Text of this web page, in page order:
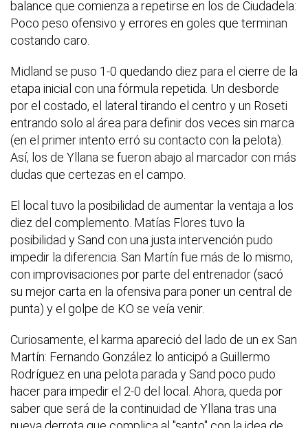
balance que comienza a repetirse en los de Ciudadela:
Poco peso ofensivo y errores en goles que terminan
costando caro.
Midland se puso 1-0 quedando diez para el cierre de la
etapa inicial con una fórmula repetida. Un desborde
por el costado, el lateral tirando el centro y un Roseti
entrando solo al área para definir dos veces sin marca
(en el primer intento erró su contacto con la pelota).
Así, los de Yllana se fueron abajo al marcador con más
dudas que certezas en el campo.
El local tuvo la posibilidad de aumentar la ventaja a los
diez del complemento. Matías Flores tuvo la
posibilidad y Sand con una justa intervención pudo
impedir la diferencia. San Martín fue más de lo mismo,
con improvisaciones por parte del entrenador (sacó
su mejor carta en la ofensiva para poner un central de
punta) y el golpe de KO se veía venir.
Curiosamente, el karma apareció del lado de un ex San
Martín: Fernando González lo anticipó a Guillermo
Rodríguez en una pelota parada y Sand poco pudo
hacer para impedir el 2-0 del local. Ahora, queda por
saber que será de la continuidad de Yllana tras una